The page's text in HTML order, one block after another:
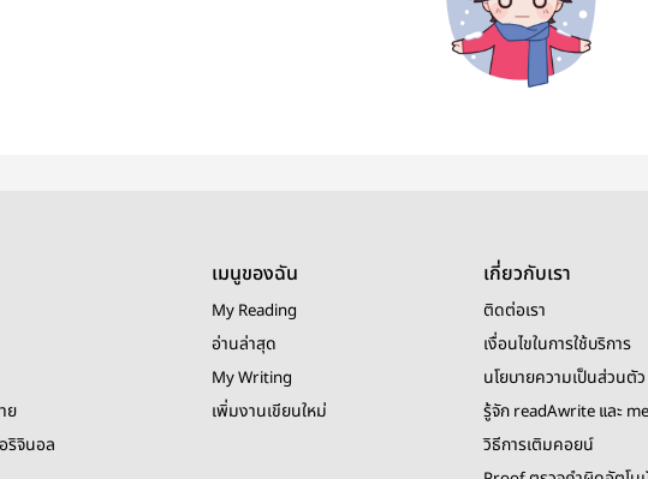
ย
ริจินอล
เมนูของฉัน
My Reading
อ่านล่าสุด
My Writing
เพิ่มงานเขียนใหม่
เกี่ยวกับเรา
ติดต่อเรา
เงื่อนไขในการใช้บริการ
นโยบายความเป็นส่วนตัว
รู้จัก readAwrite และ
วิธีการเติมคอยน์